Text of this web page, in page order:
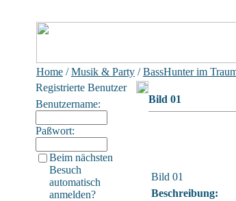
Home /Musik & Party /BassHunter im
Registrierte Benutzer
Benutzername:
Paßwort:
Beim nächsten
Besuch
automatisch
anmelden?
Bild 01
Bild 01
Beschreibung: